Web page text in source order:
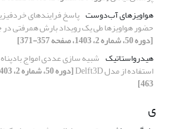
هواویزهای آب‌دوست پاسخ فرایندهای
حضور هواویزها طی یک رویداد بارش همرفتی
[دوره 50، شماره 2، 1403، صفحه 357-371]
هیدرواستاتیک شبیه‏ سازی عددی امواج
استفاده از مدل Delft3D
463]
ی